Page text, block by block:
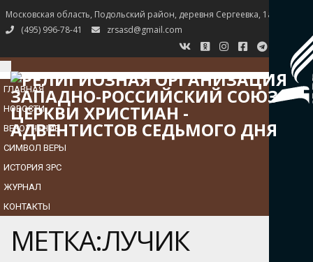
Московская область, Подольский район, деревня Сергеевка, 1а
(495) 996-78-41
zrsasd@gmail.com
TOGGLE
NAVIGATION
ГЛАВНАЯ
НОВОСТИ
ВЕРОУЧЕНИЕ
СИМВОЛ ВЕРЫ
ИСТОРИЯ ЗРС
ЖУРНАЛ
КОНТАКТЫ
МЕТКА:ЛУЧИК